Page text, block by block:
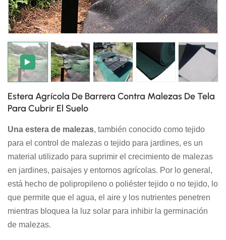
日本語
Estera Agrícola De Barrera Contra Malezas De Tela
Para Cubrir El Suelo
Una estera de malezas, también conocido como tejido
para el control de malezas o tejido para jardines, es un
material utilizado para suprimir el crecimiento de malezas
en jardines, paisajes y entornos agrícolas. Por lo general,
está hecho de polipropileno o poliéster tejido o no tejido, lo
que permite que el agua, el aire y los nutrientes penetren
mientras bloquea la luz solar para inhibir la germinación
de malezas.